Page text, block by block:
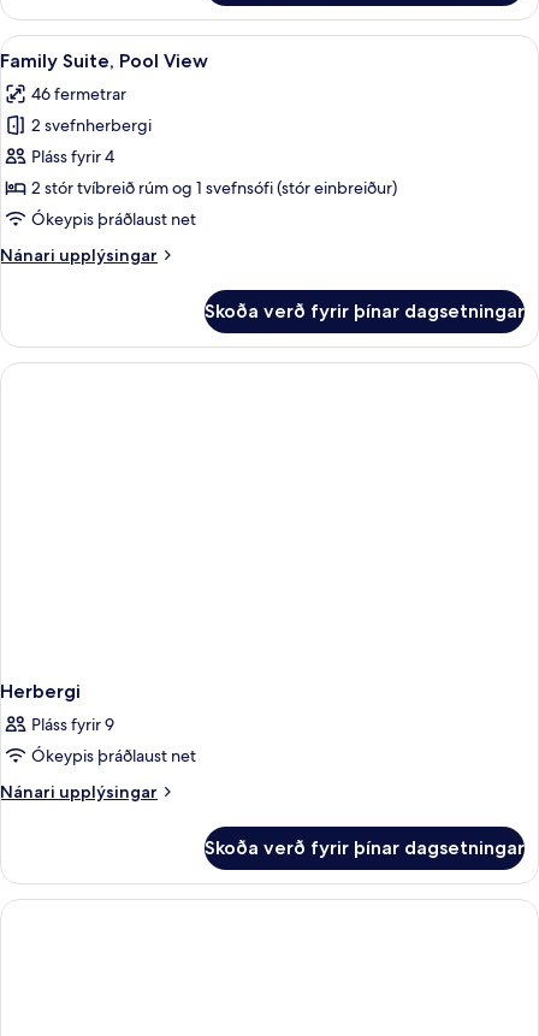
Marquise
Suite
Sea
Skoða
allar
myndir
fyrir
Family
Suite,
Pool
Ofnæmisprófaður sængurfatnaður,
11
Family Suite, Pool View
46 fermetrar
2 svefnherbergi
Pláss fyrir 4
2 stór tvíbreið rúm og 1 svefnsófi (stór einbreiður)
Ókeypis þráðlaust net
Nánari upplýsingar
Nánari
Suite,
Pool
View
Skoða verð fyrir þínar dagsetningar
Herbergi
Pláss fyrir 9
Ókeypis þráðlaust net
Nánari upplýsingar
Nánari
Skoða verð fyrir þínar dagsetningar